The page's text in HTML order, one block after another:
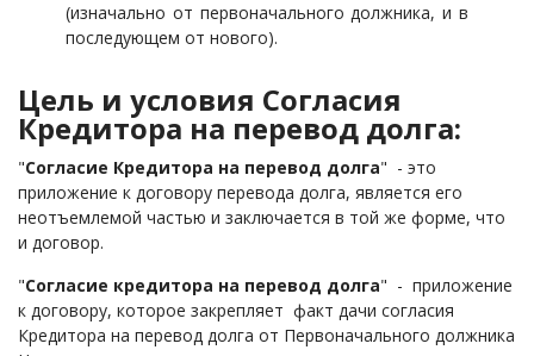
(изначально от первоначального должника, и в
последующем от нового).
Цель и условия Согласия
Кредитора на перевод долга:
"Согласие Кредитора на перевод долга" - это
приложение к договору перевода долга, является его
неотъемлемой частью и заключается в той же форме, что
и договор.
"Согласие кредитора на перевод долга" - приложение
к договору, которое закрепляет факт дачи согласия
Кредитора на перевод долга от Первоначального должника